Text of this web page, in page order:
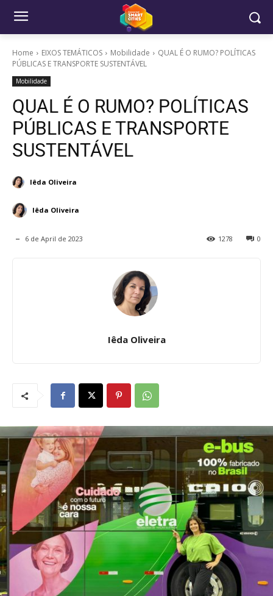
Home EIXOS TEMÁTICOS Mobilidade
QUAL É O RUMO? POLÍTICAS
PÚBLICAS E TRANSPORTE SUSTENTÁVEL
Mobilidade
QUAL É O RUMO? POLÍTICAS
PÚBLICAS E TRANSPORTE
SUSTENTÁVEL
Iêda Oliveira
Iêda Oliveira
6 de April de 2023 0
1278
Iêda Oliveira